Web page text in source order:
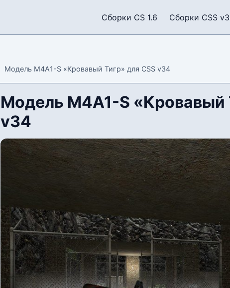
Сборки CS 1.6 Сборки CSS
Модель M4A1-S «Кровавый Тигр» для CSS v34
Модель M4A1-S «Кровавый
v34